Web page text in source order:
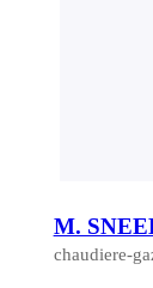
M.
chaudiere-